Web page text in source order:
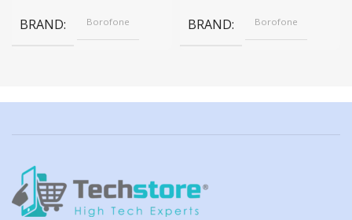
BRAND Borofone BRAND Borofone